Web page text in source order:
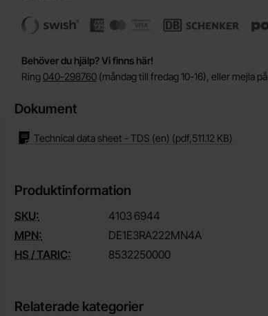
Behöver du hjälp? Vi finns här!
Ring 040-298760 (måndag till fredag 10-16), eller mejla på
Dokument
Technical data sheet - TDS (en) (pdf, 511.12 KB)
Produktinformation
SKU: 4103 6944
MPN:
DE1E3RA222MN4A
HS / TARIC:
8532250000
Relaterade kategorier